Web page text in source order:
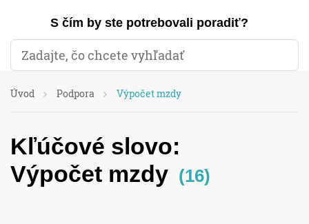
S čím by ste potrebovali poradiť?
Úvod Podpora Výpočet mzdy
Kľúčové slovo:
Výpočet mzdy (16)